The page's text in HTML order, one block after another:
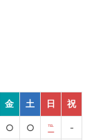
金 土 日 祝
○ ○ ℡ -